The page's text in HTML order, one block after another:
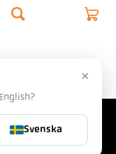
×
Svenska